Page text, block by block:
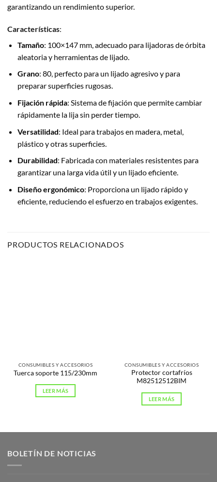
garantizando un rendimiento superior.
Características:
Tamaño: 100×147 mm, adecuado para lijadoras de órbita
aleatoria y herramientas de lijado.
Grano: 80, perfecto para un lijado agresivo y para
preparar superficies rugosas.
Fijación rápida: Sistema de fijación que permite cambiar
rápidamente la lija sin perder tiempo.
Versatilidad: Ideal para trabajos en madera, metal,
plástico y otras superficies.
Durabilidad: Fabricada con materiales resistentes para
garantizar una larga vida útil y un lijado eficiente.
Diseño ergonómico: Proporciona un lijado rápido y
eficiente, reduciendo el esfuerzo en trabajos exigentes.
PRODUCTOS RELACIONADOS
CONSUMIBLES Y ACCESORIOS
Tuerca soporte 115/230mm
LEER MÁS
CONSUMIBLES Y ACCESORIOS
Protector cortafríos
M82512512BIM
LEER MÁS
BOLETÍN DE NOTICIAS